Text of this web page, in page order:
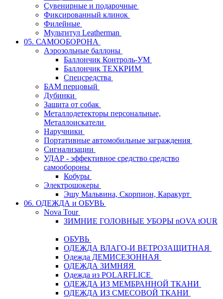
Сувенирные и подарочные
Фиксированный клинок
Филейные
Мультитул Leatherman
05. САМООБОРОНА
Аэрозольные баллоны
Баллончик Контроль-УМ
Баллончик ТЕХКРИМ
Спецсредства
БАМ перцовый
Дубинки
Защита от собак
Металлодетекторы персональные,
Металлоискатели
Наручники
Портативные автомобильные заграждения
Сигнализации
УДАР - эффективное средство средство
самообороны
Кобуры
Электрошокеры
Эшу Мальвина, Скорпион, Каракурт
06. ОДЕЖДА и ОБУВЬ
Nova Tour
ЗИМНИЕ ГОЛОВНЫЕ УБОРЫ nOVA tOUR
ОБУВЬ
ОДЕЖДА ВЛАГО-И ВЕТРОЗАЩИТНАЯ
Одежда ДЕМИСЕЗОННАЯ
ОДЕЖДА ЗИМНЯЯ
Одежда из POLARFLICE
ОДЕЖДА ИЗ МЕМБРАННОЙ ТКАНИ
ОДЕЖДА ИЗ СМЕСОВОЙ ТКАНИ